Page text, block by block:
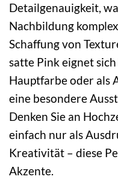
Detailgenauigkeit,
Nachbildung
Schaffung von
satte Pink eignet
Hauptfarbe oder als
eine besondere
Denken Sie an
einfach nur als
Kreativität – diese
Akzente.